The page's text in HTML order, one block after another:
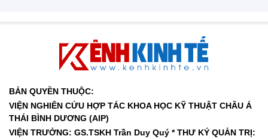
BẢN QUYỀN THUỘC:
VIỆN NGHIÊN CỨU HỢP TÁC KHOA HỌC KỸ THUẬT CHÂU Á
THÁI BÌNH DƯƠNG (AIP)
VIỆN TRƯỞNG: GS.TSKH Trần Duy Quý *THƯ KÝ QUẢN TRỊ: